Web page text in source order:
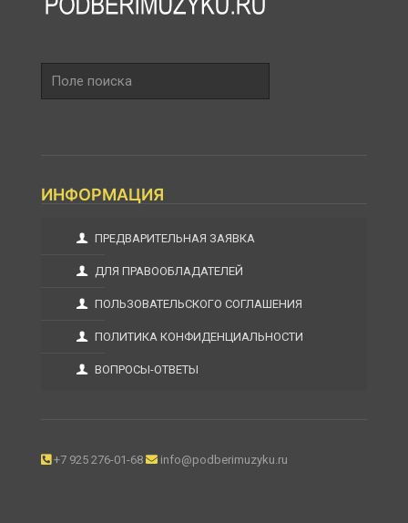
поиска
ИНФОРМАЦИЯ
ПРЕДВАРИТЕЛЬНАЯ ЗАЯВКА
ДЛЯ ПРАВООБЛАДАТЕЛЕЙ
ПОЛЬЗОВАТЕЛЬСКОГО СОГЛАШЕНИЯ
ПОЛИТИКА КОНФИДЕНЦИАЛЬНОСТИ
ВОПРОСЫ-ОТВЕТЫ
+7 925 276-01-68 info@podberimuzyku.ru